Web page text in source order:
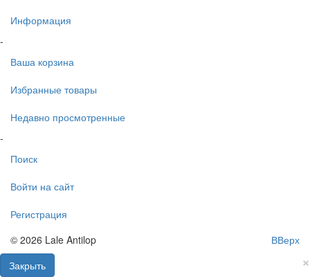
Информация
-
Ваша корзина
Избранные товары
Недавно просмотренные
-
Поиск
Войти на сайт
Регистрация
ВВерх
© 2026 Lale Antilop
×
Закрыть